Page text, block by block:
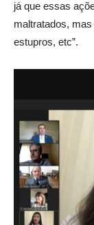
já que essas
maltratados,
estupros, etc”.